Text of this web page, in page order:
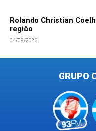
Rolando Christian
região
04/08/2026
GRUPO